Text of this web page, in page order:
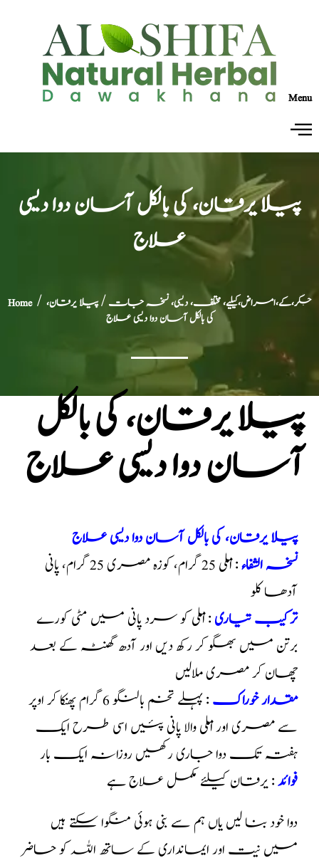
Menu
پیلا یرقان، کی بالکل آسان دوا دیسی
علاج
Home/ جگر،کے،امراض،کیلیے، مختلف، دیسی، نسخہ جات / پیلا یرقان،
کی بالکل آسان دوا دیسی علاج
پیلا یرقان، کی بالکل
آسان دوا دیسی علاج
پیلا یرقان، کی بالکل آسان دوا دیسی علاج
نسخہ الشفاء
: املی 25 گرام، کوزہ مصری 25 گرام، پانی
آدھا کلو
ترکیب تیاری: املی کو سرد پانی میں مٹی کورے
برتن میں بھگو کر رکھ دیں اور آدھ گھنٹہ کے بعد
چھان کر مصری ملالیں
مقدار خوراک
: پہلے تخم بالنگو 6 گرام پھنکا کر اوپر
سے مصری اور املی والا پانی پئیں اسی طرح ایک
ہفتہ تک دوا جاری رکھیں روزانہ ایک بار
فوائد: یرقان کیلئے مکمل علاج ہے
دوا خود بنا لیں یاں ہم سے بنی ہوئی منگوا سکتے ہیں
میں نیت اور ایمانداری کے ساتھ اللہ کو حاضر